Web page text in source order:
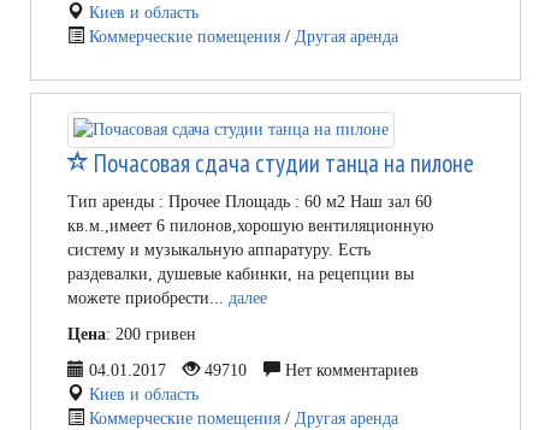
Киев и область
Коммерческие помещения / Другая аренда
Почасовая сдача студии танца на пилоне
Тип аренды : Прочее Площадь : 60 м2 Наш зал 60
кв.м.,имеет 6 пилонов,хорошую вентиляционную
систему и музыкальную аппаратуру. Есть
раздевалки, душевые кабинки, на рецепции вы
можете приобрести... далее
Цена: 200 гривен
04.01.2017
49710
Нет комментариев
Киев и область
Коммерческие помещения / Другая аренда